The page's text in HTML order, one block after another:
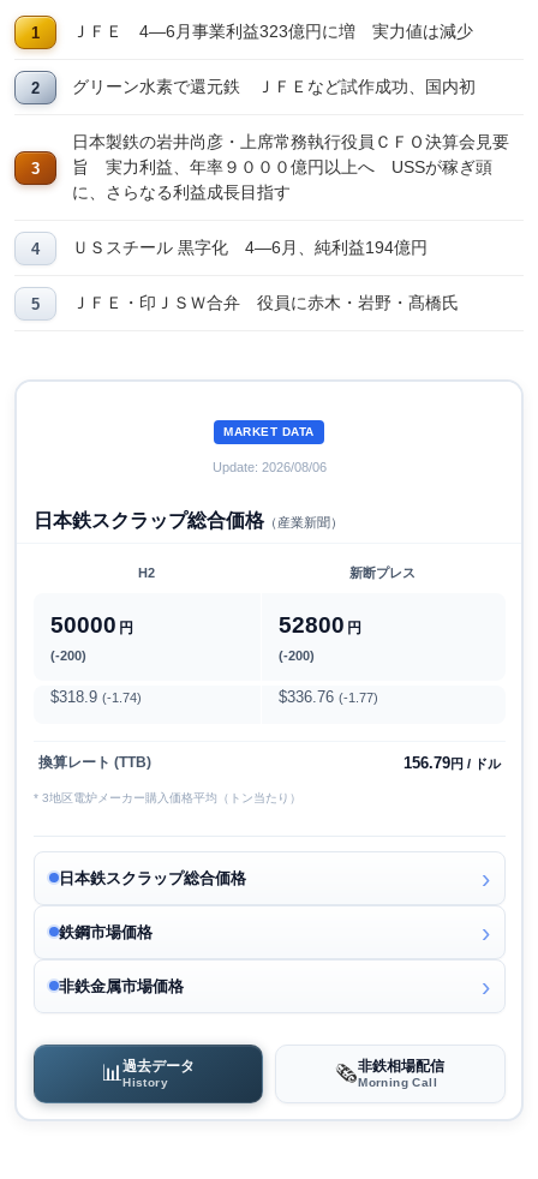
ＪＦＥ 4―6月事業利益323億円に増 実力値は減少
グリーン水素で還元鉄 ＪＦＥなど試作成功、国内初
日本製鉄の岩井尚彦・上席常務執行役員ＣＦＯ決算会見要
旨 実力利益、年率９０００億円以上へ USSが稼ぎ頭
に、さらなる利益成長目指す
ＵＳスチール 黒字化 4―6月、純利益194億円
ＪＦＥ・印ＪＳＷ合弁 役員に赤木・岩野・髙橋氏
MARKET DATA
Update: 2026/08/06
日本鉄スクラップ総合価格（産業新聞）
H2 新断プレス
50000 円
(-200)
52800 円
(-200)
$318.9 (-1.74) $336.76 (-1.77)
換算レート (TTB) 156.79円 / ドル
* 3地区電炉メーカー購入価格平均（トン当たり）
日本鉄スクラップ総合価格
鉄鋼市場価格
非鉄金属市場価格
📊過去データ
History 🗞️非鉄相場配信
Morning Call